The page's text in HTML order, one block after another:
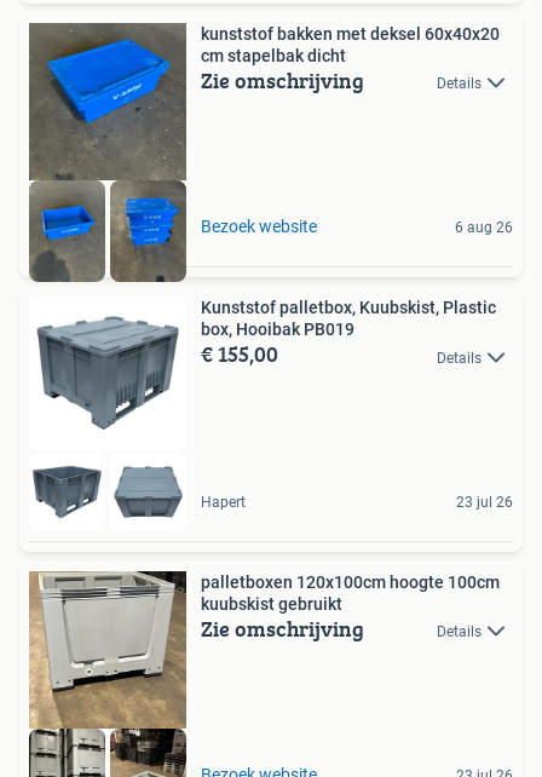
kunststof bakken met deksel 60x40x20
cm stapelbak dicht
Zie omschrijving Details
Bezoek website 6 aug 26
Kunststof palletbox, Kuubskist, Plastic
box, Hooibak PB019
€ 155,00 Details
Hapert 23 jul 26
palletboxen 120x100cm hoogte 100cm
kuubskist gebruikt
Zie omschrijving Details